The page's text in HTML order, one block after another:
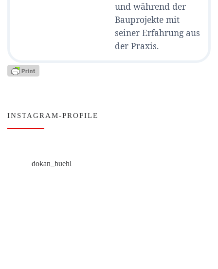
und während der
Bauprojekte mit
seiner Erfahrung aus
der Praxis.
INSTAGRAM-PROFILE
dokan_buehl